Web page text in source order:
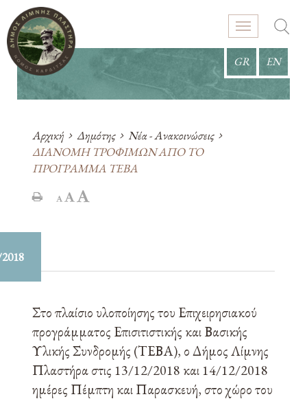
GR EN
Αρχική Δημότης
Νέα - Ανακοινώσεις
ΔΙΑΝΟΜΗ ΤΡΟΦΙΜΩΝ ΑΠΟ ΤΟ
ΠΡΟΓΡΑΜΜΑ ΤΕΒΑ
Στο πλαίσιο υλοποίησης του Επιχειρησιακού
προγράμματος Επισιτιστικής και Βασικής
Υλικής Συνδρομής (ΤΕΒΑ), ο Δήμος Λίμνης
Πλαστήρα στις 13/12/2018 και 14/12/2018
ημέρες Πέμπτη και Παρασκευή, στο χώρο του